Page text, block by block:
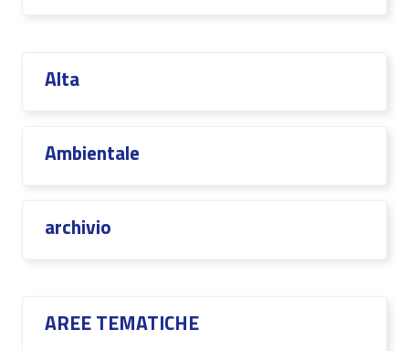
Alta
Ambientale
archivio
AREE TEMATICHE